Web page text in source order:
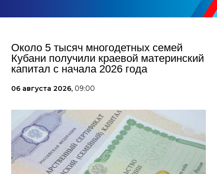
Около 5 тысяч многодетных семей
Кубани получили краевой материнский
капитал с начала 2026 года
06 августа 2026, 09:00